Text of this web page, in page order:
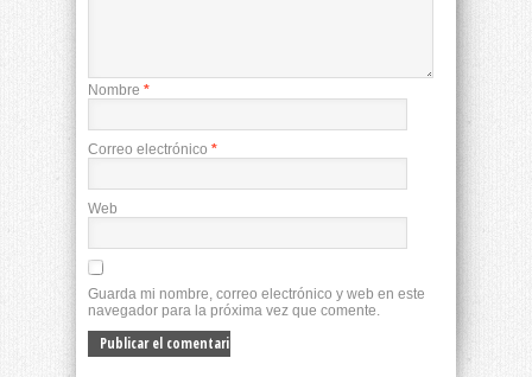
Nombre *
Correo electrónico *
Web
Guarda mi nombre, correo electrónico y web en este
navegador para la próxima vez que comente.